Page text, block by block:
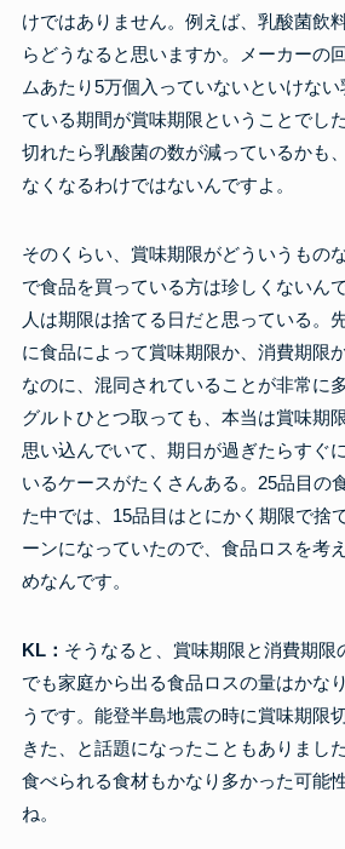
けではありません。例えば、乳酸菌飲
らどうなると思いますか。メーカーの
ムあたり5万個入っていないといけな
ている期間が賞味期限ということでし
切れたら乳酸菌の数が減っているかも
なくなるわけではないんですよ。
そのくらい、賞味期限がどういうもの
で食品を買っている方は珍しくないん
人は期限は捨てる日だと思っている。
に食品によって賞味期限か、消費期限
なのに、混同されていることが非常に
グルトひとつ取っても、本当は賞味期
思い込んでいて、期日が過ぎたらすぐ
いるケースがたくさんある。25品目の
た中では、15品目はとにかく期限で捨
ーンになっていたので、食品ロスを考
めなんです。
KL： そうなると、賞味期限と消費期限
でも家庭から出る食品ロスの量はかな
うです。能登半島地震の時に賞味期限
きた、と話題になったこともありまし
食べられる食材もかなり多かった可能
ね。